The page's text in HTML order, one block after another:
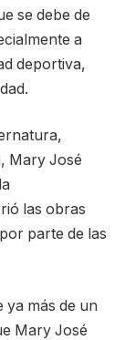
se debe de
a
deportiva,
Mary José
las obras
parte de las
ya más de un
Mary José